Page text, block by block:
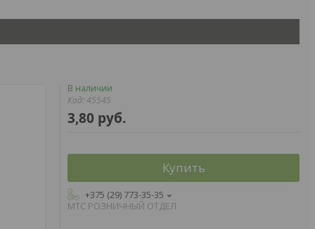
В наличии
Код: 45545
3,80 руб.
Купить
+375 (29) 773-35-35
МТС РОЗНИЧНЫЙ ОТДЕЛ